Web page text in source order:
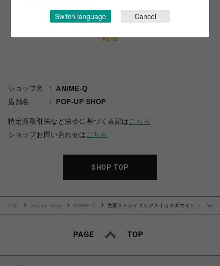
ショップ名
ANIME-Q
店舗名
POP-UP SHOP
特定商取引法など法令に基づく表記は こちら
ショップお問い合わせは こちら
SHOP TOP
TOP pop-up-shop ANIME-Q
文豪ストレイドッグス | カスタマイズ場
Switch language Cancel